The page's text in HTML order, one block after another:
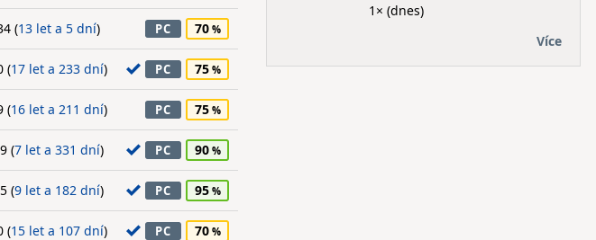
(13 let a 5 dní) PC 70
(17 let a 233 dní) PC 75
(16 let a 211 dní) PC 75
(7 let a 331 dní) PC 90
(9 let a 182 dní) PC 95
(15 let a 107 dní) PC 70
1× (dnes)
Více